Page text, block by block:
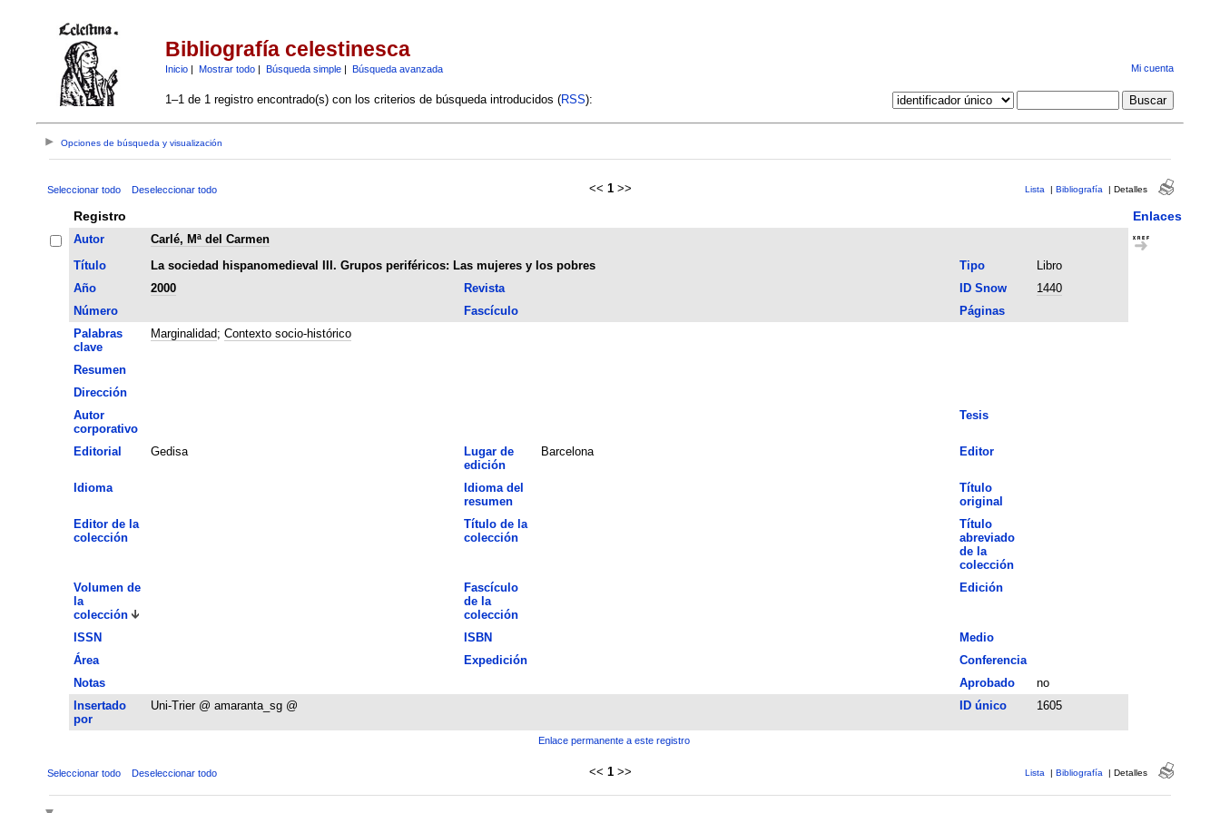
Bibliografía celestinesca
Inicio| Mostrar todo| Búsqueda simple| Búsqueda avanzada Mi cuenta
1–1 de 1 registro encontrado(s) con los criterios de búsqueda introducidos (RSS):
Opciones de búsqueda y visualización
Seleccionar todo Deseleccionar todo << 1 >> Lista | Bibliografía | Detalles
Registro Enlaces
Autor
Carlé, Mª del Carmen
Título
La sociedad hispanomedieval III. Grupos periféricos: Las mujeres y los pobres Tipo
Libro
Año
2000 Revista ID Snow
1440
Número
Fascículo
Páginas
Palabras
clave
Marginalidad; Contexto socio-histórico
Resumen
Dirección
Autor
corporativo
Tesis
Editorial Gedisa
Lugar de
edición
Barcelona Editor
Idioma
Idioma del
resumen
Título
original
Editor de la
colección
Título de la
colección
Título
abreviado
de la
colección
Volumen de
la
colección
Fascículo
de la
colección
Edición
ISSN ISBN
Medio
Área
Expedición
Conferencia
Notas
Aprobado
no
Insertado
por
Uni-Trier @ amaranta_sg @ ID único 1605
Enlace permanente a este registro
Seleccionar todo Deseleccionar todo << 1 >> Lista | Bibliografía | Detalles